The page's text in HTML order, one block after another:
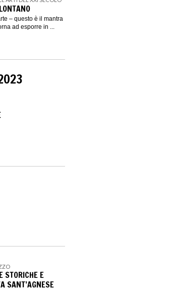
– questo è il mantra
ad esporre in ...
STORICHE E
SANT’AGNESE